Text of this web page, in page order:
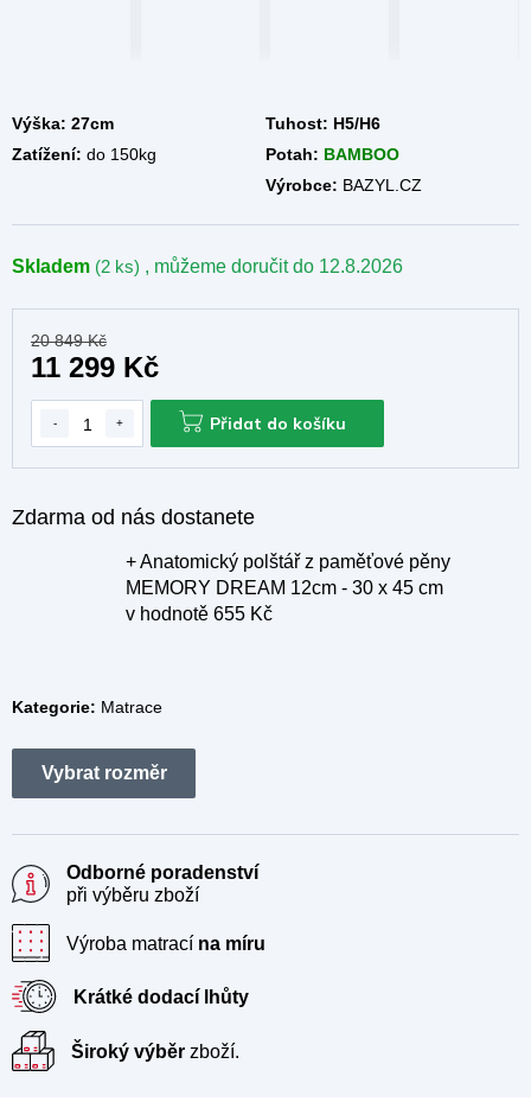
Skladem (2 ks) , můžeme doručit do 12.8.2026
Zdarma od nás dostanete
+ Anatomický polštář z paměťové pěny
MEMORY DREAM 12cm - 30 x 45 cm
v hodnotě 655 Kč
Výška: 27cm Tuhost: H5/H6
Zatížení: do 150kg Potah: BAMBOO
Výrobce: BAZYL.CZ
Kategorie: Matrace
20 849 Kč
11 299 Kč
Přidat do košíku
Odborné poradenství
při výběru zboží
Výroba matrací na míru
Krátké dodací lhůty
Široký výběr zboží.